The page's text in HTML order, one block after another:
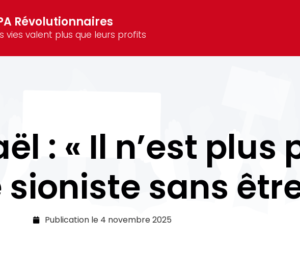
Révolutionnaires
vies valent plus que leurs profits
: « Il n’est plus
sioniste sans
Publication le 4 novembre 2025